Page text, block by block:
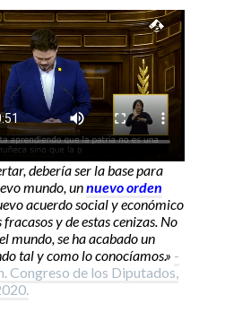
debería ser la base para
mundo, unnuevo orden
acuerdo social y económico
fracasos y de estas cenizas. No
mundo, se ha acabado un
tal y como lo conocíamos.» -
Congreso de los Diputados,